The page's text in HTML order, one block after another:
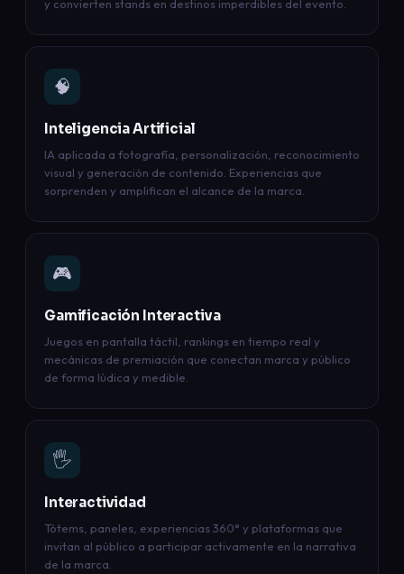
y convierten stands en destinos imperdibles del evento.
🧠
Inteligencia Artificial
IA aplicada a fotografía, personalización, reconocimiento
visual y generación de contenido. Experiencias que
sorprenden y amplifican el alcance de la marca.
🎮
Gamificación Interactiva
Juegos en pantalla táctil, rankings en tiempo real y
mecánicas de premiación que conectan marca y público
de forma lúdica y medible.
🖐️
Interactividad
Tótems, paneles, experiencias 360° y plataformas que
invitan al público a participar activamente en la narrativa
de la marca.